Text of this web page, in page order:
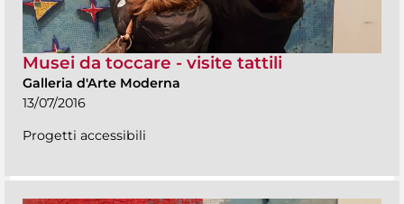
Musei da toccare - visite tattili
Galleria d'Arte Moderna
13/07/2016
Progetti accessibili